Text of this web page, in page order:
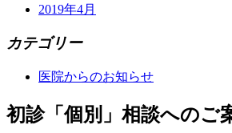
2019年4月
カテゴリー
医院からのお知らせ
初診「個別」相談へのご